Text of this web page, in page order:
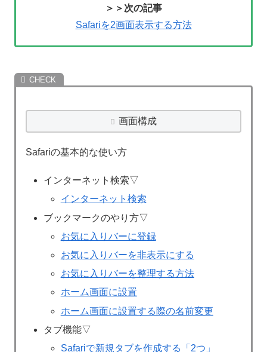
＞＞次の記事
Safariを2画面表示する方法
画面構成
Safariの基本的な使い方
インターネット検索▽
インターネット検索
ブックマークのやり方▽
お気に入りバーに登録
お気に入りバーを非表示にする
お気に入りバーを整理する方法
ホーム画面に設置
ホーム画面に設置する際の名前変更
タブ機能▽
Safariで新規タブを作成する「2つ」